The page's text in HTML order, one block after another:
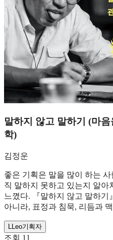
말하지 않고 말하기 (마
학)
김정운
좋은 기획은 말을 많이 하는
직 말하지 못하고 있는지 알아
느꼈다. 『말하지 않고 말하기
아니라, 표정과 침묵, 리듬과
Leo기획자
조회 11